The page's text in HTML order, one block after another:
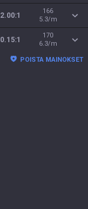
2.00:1
166
5.3/m
0.15:1
170
6.3/m
POISTA MAINOKSET